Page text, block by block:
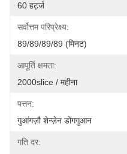
60 हर्ट्ज
सर्वोत्तम परिप्रेक्ष्य:
89/89/89/89 (मिनट)
आपूर्ति क्षमता:
2000slice / महीना
पत्तन:
गुआंगज़ौ शेन्ज़ेन डोंगगुआन
गति दर: